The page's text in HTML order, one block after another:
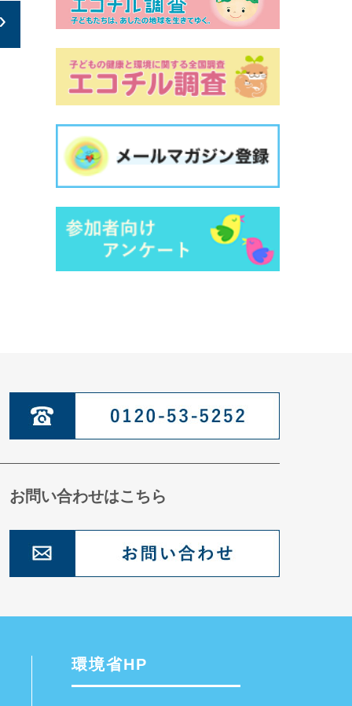
お問い合わせはこちら
環境省HP